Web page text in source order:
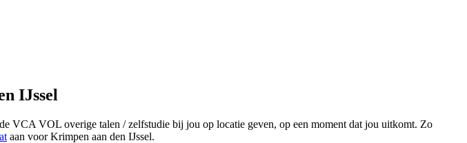
IJssel
VCA VOL overige talen / zelfstudie bij jou op locatie geven, op een moment dat jou uitkomt. Zo
aan voor Krimpen aan den IJssel.